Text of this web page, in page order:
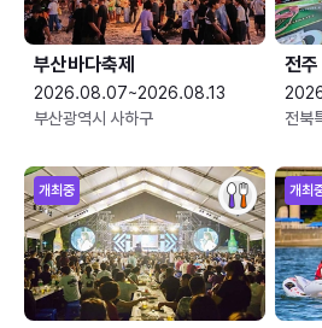
부산바다축제
2026.08.07~2026.08.13
부산광역시 사하구
전주
전북
개최중 개최